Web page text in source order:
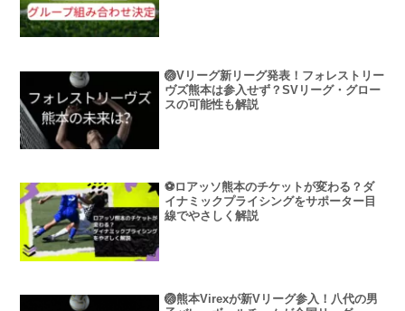
🏐Vリーグ新リーグ発表！フォレストリー
ヴズ熊本は参入せず？SVリーグ・グロー
スの可能性も解説
⚽ロアッソ熊本のチケットが変わる？ダ
イナミックプライシングをサポーター目
線でやさしく解説
🏐熊本Virexが新Vリーグ参入！八代の男